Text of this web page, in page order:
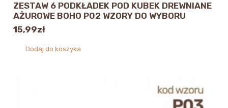
ZESTAW 6 PODKŁADEK POD KUBEK DREWNIANE
AŻUROWE BOHO P02 WZORY DO WYBORU
15,99zł
Dodaj do koszyka